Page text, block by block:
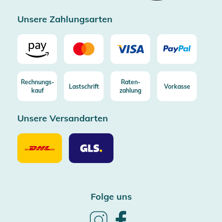
Unsere Zahlungsarten
Rechnungs-
kauf
Lastschrift
Raten-
zahlung
Vorkasse
Unsere Versandarten
Unsere
Versandarten
DHL
Unsere
Versandarten
GLS
Folge uns
Follow